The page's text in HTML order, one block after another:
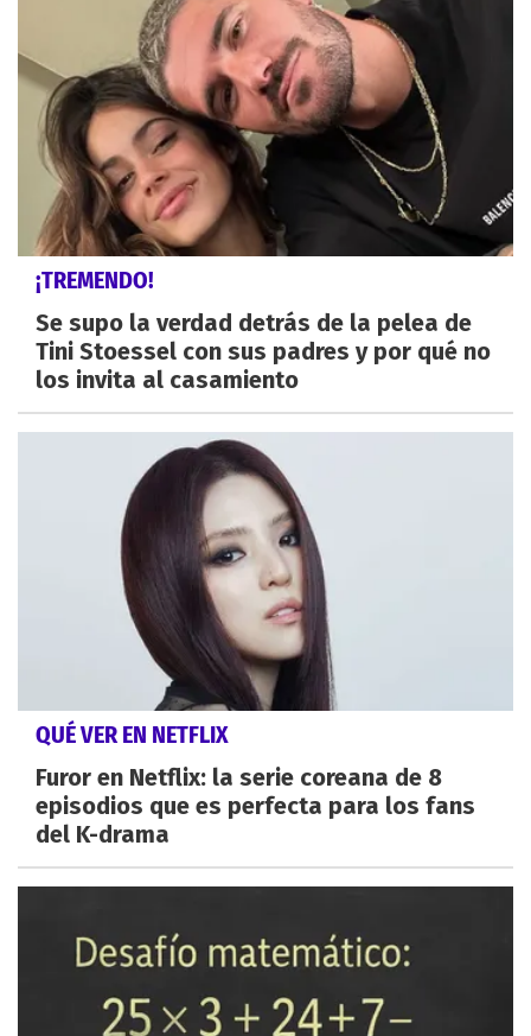
¡TREMENDO!
Se supo la verdad detrás de la pelea de
Tini Stoessel con sus padres y por qué no
los invita al casamiento
QUÉ VER EN NETFLIX
Furor en Netflix: la serie coreana de 8
episodios que es perfecta para los fans
del K-drama